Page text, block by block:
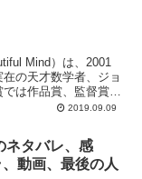
Mind）は、2001
の天才数学者、ジョ
は作品賞、監督賞、
2019.09.09
ネタバレ、感
動画、最後の人